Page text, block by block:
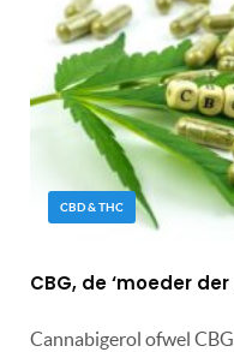
CBD & THC
CBG, de ‘moeder
Cannabigerol ofwel